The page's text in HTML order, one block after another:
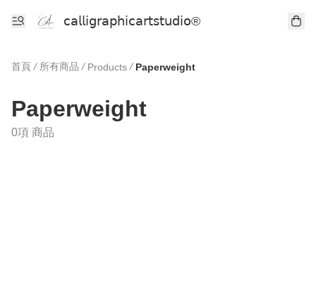
𝖼𝖺𝗅𝗅𝗂𝗀𝗋𝖺𝗉𝗁𝗂𝖼𝖺𝗋𝗍𝗌𝗍𝗎𝖽𝗂𝗈®
首頁 / 所有商品 / Products / Paperweight
Paperweight
0項 商品